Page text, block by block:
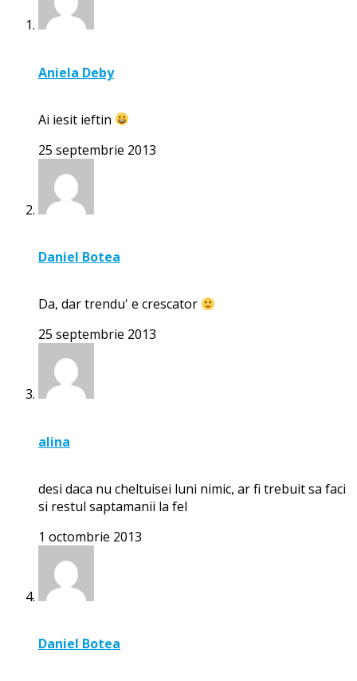
Aniela Deby
Ai iesit ieftin
25 septembrie 2013
Daniel Botea
Da, dar trendu' e crescator
25 septembrie 2013
alina
desi daca nu cheltuisei luni nimic, ar fi trebuit sa faci
si restul saptamanii la fel
1 octombrie 2013
Daniel Botea